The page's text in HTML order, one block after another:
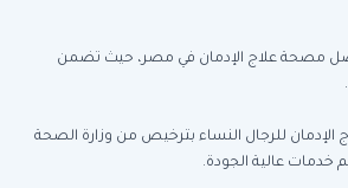
مصحة علاج الإدمان في مصر، حيث تضمن
الإدمان للرجال النساء بترخيص من وزارة الصحة
خدمات عالية الجودة.